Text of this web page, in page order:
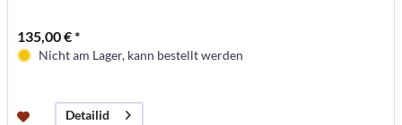
135,00 € *
Nicht am Lager, kann bestellt werden
Detailid